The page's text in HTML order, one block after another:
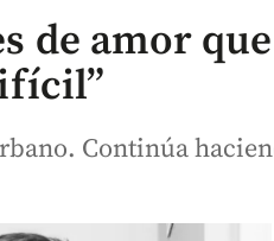
de amor
Continúa